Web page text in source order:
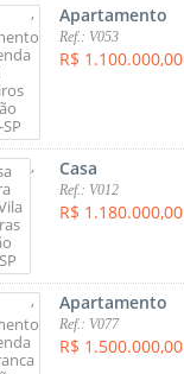
, Apartamento
Ref.: V053
R$ 1.100.000,00
, Casa
Ref.: V012
R$ 1.180.000,00
, Apartamento
Ref.: V077
R$ 1.500.000,00